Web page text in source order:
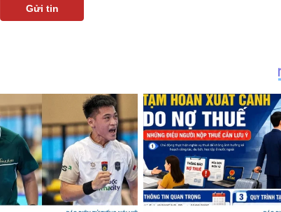
Gửi tin